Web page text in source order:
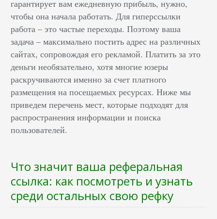
гарантирует вам ежедневную прибыль, нужно,
чтобы она начала работать. Для гиперссылки
работа – это частые переходы. Поэтому ваша
задача – максимально постить адрес на различных
сайтах, сопровождая его рекламой. Платить за это
деньги необязательно, хотя многие юзеры
раскручиваются именно за счет платного
размещения на посещаемых ресурсах. Ниже мы
приведем перечень мест, которые подходят для
распространения информации и поиска
пользователей.
Что значит ваша реферальная
ссылка: как посмотреть и узнать
среди остальных свою рефку